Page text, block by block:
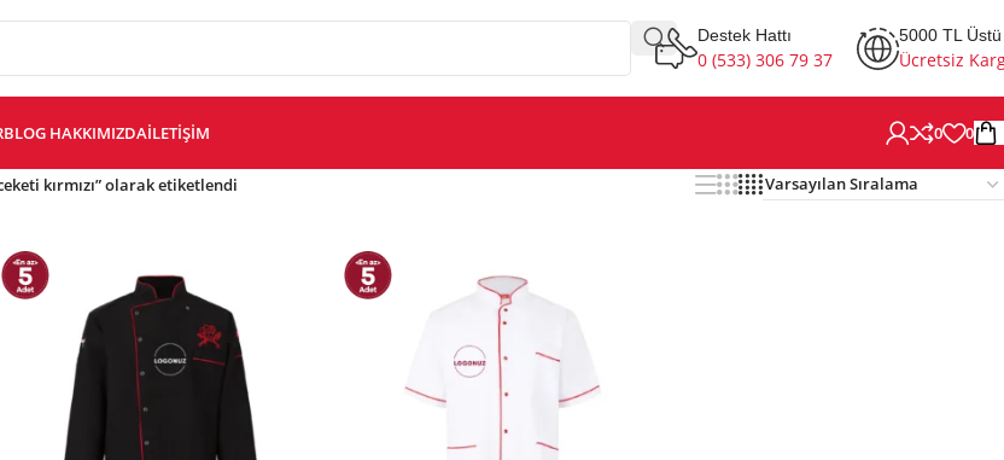
Destek Hattı
0 (533) 306 79 37
5000 TL Üstü
Ücretsiz
BLOG HAKKIMIZDAİLETIŞIM 0 0
kırmızı” olarak etiketlendi